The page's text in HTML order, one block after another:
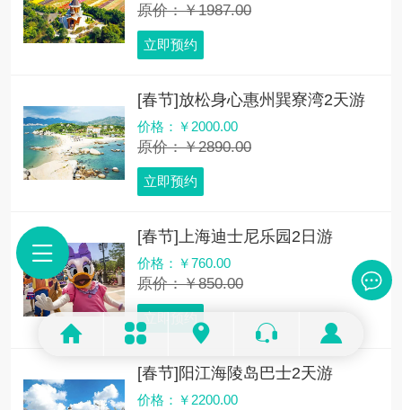
原价：￥1987.00
立即预约
[春节]放松身心惠州巽寮湾2天游
价格：￥2000.00
原价：￥2890.00
立即预约
[春节]上海迪士尼乐园2日游
价格：￥760.00
原价：￥850.00
[春节]阳江海陵岛巴士2天游
价格：￥2200.00